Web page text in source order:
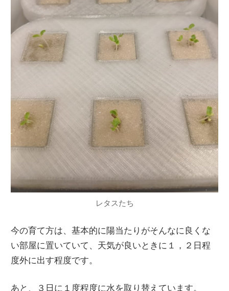
レタスたち
今の育て方は、基本的に陽当たりがそんなに良くな
い部屋に置いていて、天気が良いときに１，２日程
度外に出す程度です。
あと、３日に１度程度に水を取り替えています。